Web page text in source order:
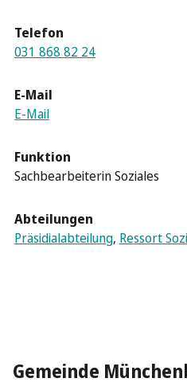
Telefon
031 868 82 24
E-Mail
E-Mail
Funktion
Sachbearbeiterin Soziales
Abteilungen
Präsidialabteilung, Ressort
Gemeinde